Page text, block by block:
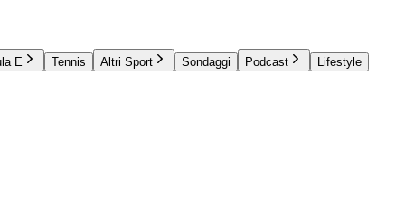
E Tennis Altri Sport Sondaggi Podcast Lifestyle